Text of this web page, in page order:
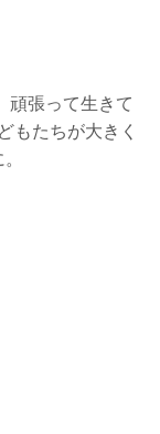
頑張って生きて
もたちが大きく